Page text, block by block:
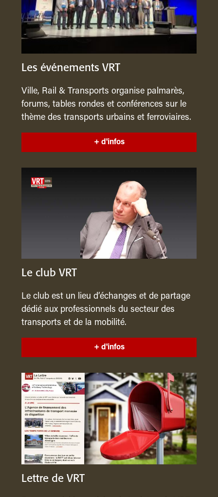
Les événements VRT
Ville, Rail & Transports organise palmarès,
forums, tables rondes et conférences sur le
thème des transports urbains et ferroviaires.
+ d'infos
Le club VRT
Le club est un lieu d’échanges et de partage
dédié aux professionnels du secteur des
transports et de la mobilité.
+ d'infos
Lettre de VRT